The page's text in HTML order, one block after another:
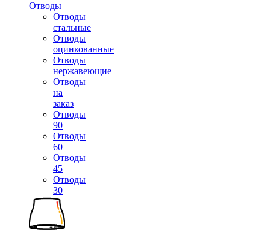
Отводы
Отводы
стальные
Отводы
оцинкованные
Отводы
нержавеющие
Отводы
на
заказ
Отводы
90
Отводы
60
Отводы
45
Отводы
30